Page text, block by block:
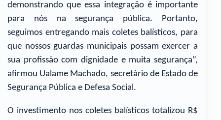
demonstrando que essa integração é importante
para nós na segurança pública. Portanto,
seguimos entregando mais coletes balísticos, para
que nossos guardas municipais possam exercer a
sua profissão com dignidade e muita segurança”,
afirmou Ualame Machado, secretário de Estado de
Segurança Pública e Defesa Social.
O investimento nos coletes balísticos totalizou R$